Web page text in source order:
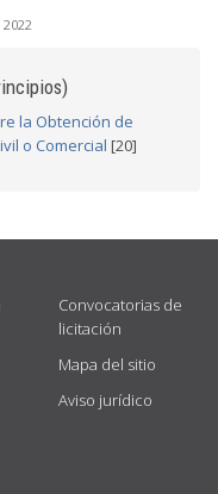
la Obtención de
o Comercial [20]
Convocatorias de
licitación
Mapa del sitio
Aviso jurídico